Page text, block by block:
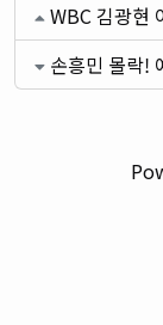
WBC 김광현
손흥민 몰락!